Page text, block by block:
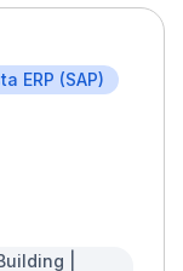
ERP (SAP)
|